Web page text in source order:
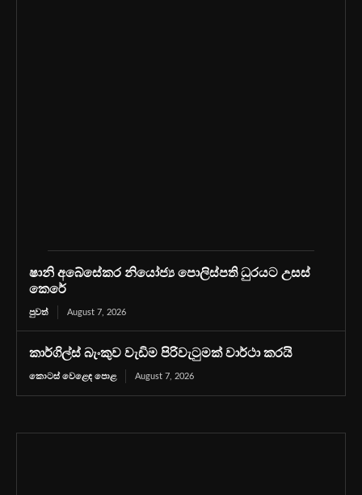
ෂානි අබේසේකර නියෝජ්‍ය පොලිස්පති ධුරයට උසස්
කෙරේ
පුවත් August 7, 2026
කාර්ගිල්ස් බැංකුව වැඩිම පිරිවැටුමක් වාර්ථා කරයි
කොටස් වෙළෙඳ පොළ August 7, 2026